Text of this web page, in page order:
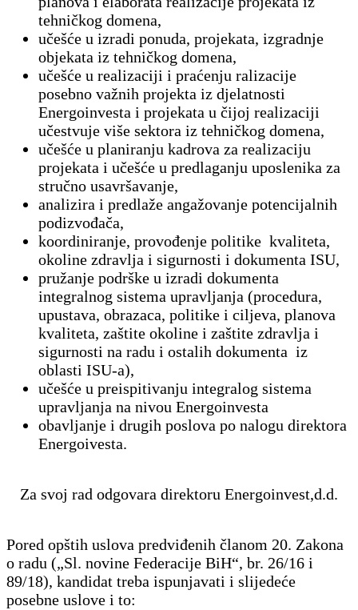
tehničkog domena,
učešće u izradi ponuda, projekata, izgradnje
objekata iz tehničkog domena,
učešće u realizaciji i praćenju ralizacije
posebno važnih projekta iz djelatnosti
Energoinvesta i projekata u čijoj realizaciji
učestvuje više sektora iz tehničkog domena,
učešće u planiranju kadrova za realizaciju
projekata i učešće u predlaganju uposlenika za
stručno usavršavanje,
analizira i predlaže angažovanje potencijalnih
podizvođača,
koordiniranje, provođenje politike kvaliteta,
okoline zdravlja i sigurnosti i dokumenta ISU,
pružanje podrške u izradi dokumenta
integralnog sistema upravljanja (procedura,
upustava, obrazaca, politike i ciljeva, planova
kvaliteta, zaštite okoline i zaštite zdravlja i
sigurnosti na radu i ostalih dokumenta iz
oblasti ISU-a),
učešće u preispitivanju integralog sistema
upravljanja na nivou Energoinvesta
obavljanje i drugih poslova po nalogu direktora
Energoivesta.
Za svoj rad odgovara direktoru Energoinvest,d.d.
Pored opštih uslova predviđenih članom 20. Zakona
o radu („Sl. novine Federacije BiH“, br. 26/16 i
89/18), kandidat treba ispunjavati i slijedeće
posebne uslove i to: